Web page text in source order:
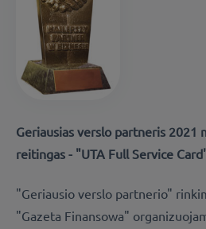
Geriausias verslo partneris 2021
reitingas - "UTA Full Service
"Geriausio verslo partnerio"
"Gazeta Finansowa"